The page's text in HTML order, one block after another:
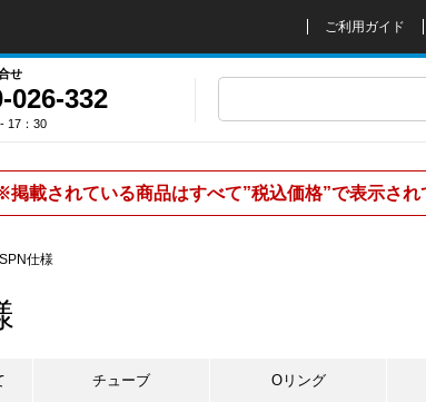
ご利用ガイド
せ
026-332
17：30
掲載されている商品はすべて”税込価格”で表示され
SPN仕様
チューブ Oリング